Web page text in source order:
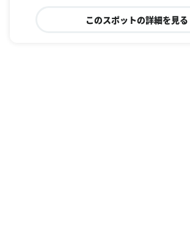
このスポットの詳細を見る